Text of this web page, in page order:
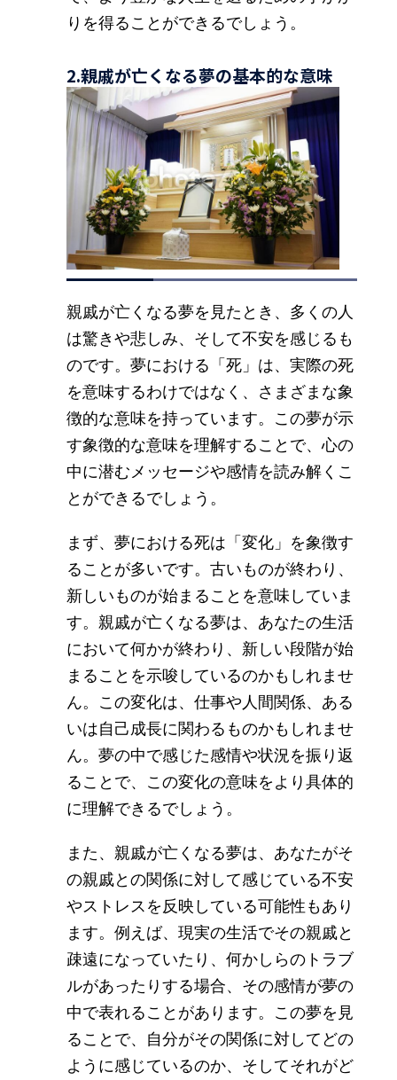
りを得ることができるでしょう。
2.親戚が亡くなる夢の基本的な意味
親戚が亡くなる夢を見たとき、多くの人
は驚きや悲しみ、そして不安を感じるも
のです。夢における「死」は、実際の死
を意味するわけではなく、さまざまな象
徴的な意味を持っています。この夢が示
す象徴的な意味を理解することで、心の
中に潜むメッセージや感情を読み解くこ
とができるでしょう。
まず、夢における死は「変化」を象徴す
ることが多いです。古いものが終わり、
新しいものが始まることを意味していま
す。親戚が亡くなる夢は、あなたの生活
において何かが終わり、新しい段階が始
まることを示唆しているのかもしれませ
ん。この変化は、仕事や人間関係、ある
いは自己成長に関わるものかもしれませ
ん。夢の中で感じた感情や状況を振り返
ることで、この変化の意味をより具体的
に理解できるでしょう。
また、親戚が亡くなる夢は、あなたがそ
の親戚との関係に対して感じている不安
やストレスを反映している可能性もあり
ます。例えば、現実の生活でその親戚と
疎遠になっていたり、何かしらのトラブ
ルがあったりする場合、その感情が夢の
中で表れることがあります。この夢を見
ることで、自分がその関係に対してどの
ように感じているのか、そしてそれがど